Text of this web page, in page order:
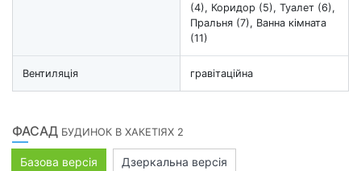
(4), Коридор (5), Туалет (6),
Пральня (7), Ванна кімната
(11)
Вентиляція гравітаційна
ФАСАД БУДИНОК В ХАКЕТІЯХ 2
Базова версія Дзеркальна версія